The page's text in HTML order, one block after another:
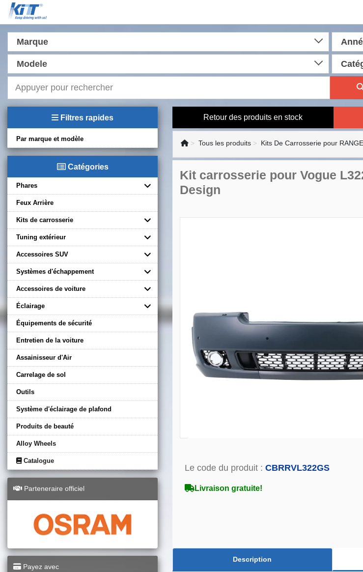
Marque
Modele
Filtres rapides
Par marque et modèle
Catégories
Phares
Feux Arrière
Kits de carrosserie
Tuning extérieur
Accessoires SUV
Systèmes d'échappement
Accessoires de voiture
Éclairage
Équipements de sécurité
Entretien de la voiture
Assainisseur d'Air
Carrelage de sol
Outils
Système d'éclairage de plafond
Produits de beauté
Alloy Wheels
Catalogue
Parteneraire officiel
Payez avec
Retour des produits en stock
Tous les produits Kits De Carrosserie pour
Kit carrosserie pour Vogue
Design
Le code du produit : CBRRVL322GS
Livraison gratuite!
Description